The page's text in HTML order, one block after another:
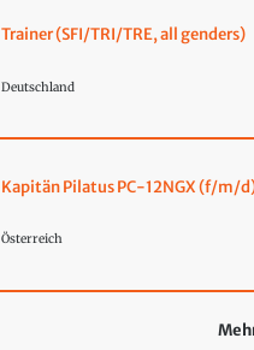
Trainer (SFI/TRI/TRE, all genders)
Deutschland
Kapitän Pilatus PC-12NGX (f/m/
Österreich